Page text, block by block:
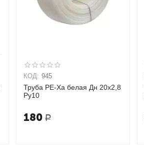
КОД: 945
Труба PE-Xa белая Дн 20х2,8
Ру10
180 Р